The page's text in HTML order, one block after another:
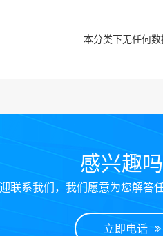
本分类下无任何数
感兴趣
联系我们，我们愿意为您解答
立即电话